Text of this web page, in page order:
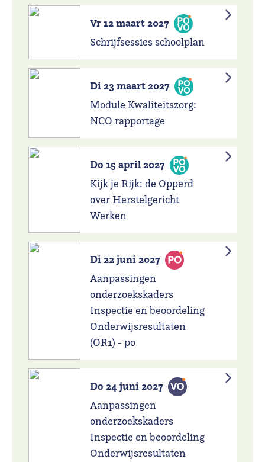
Vr 12 maart 2027
Schrijfsessies schoolplan
Di 23 maart 2027
Module Kwaliteitszorg:
NCO rapportage
Do 15 april 2027
Kijk je Rijk: de Opperd
over Herstelgericht
Werken
Di 22 juni 2027
Aanpassingen
onderzoekskaders
Inspectie en beoordeling
Onderwijsresultaten
(OR1) - po
Do 24 juni 2027
Aanpassingen
onderzoekskaders
Inspectie en beoordeling
Onderwijsresultaten